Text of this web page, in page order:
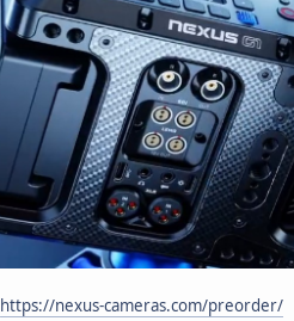
https://nexus-cameras.com/preorder/